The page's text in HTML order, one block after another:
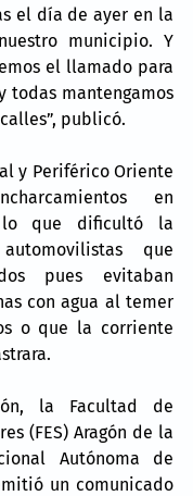
el día de ayer en la
municipio. Y
el llamado para
todas mantengamos
publicó.
y Periférico Oriente
en
lo que dificultó la
que
pues evitaban
con agua al temer
o que la corriente
la Facultad de
(FES) Aragón de la
Autónoma de
un comunicado